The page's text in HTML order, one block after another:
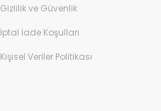
Gizlilik ve Güvenlik
İptal İade Koşullari
Kişisel Veriler Politikası